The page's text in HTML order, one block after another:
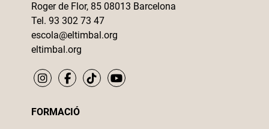
Roger de Flor, 85 08013 Barcelona
Tel. 93 302 73 47
escola@eltimbal.org
eltimbal.org
FORMACIÓ